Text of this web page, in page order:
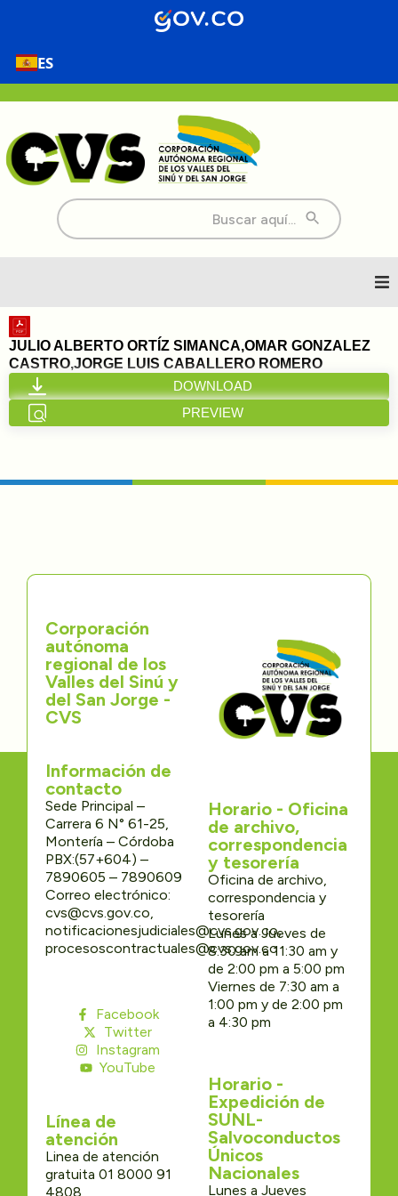
ES
Buscar:
Inicio
Nosotros
Directorios
Contáctenos
JULIO ALBERTO ORTÍZ SIMANCA,OMAR GONZALEZ
CASTRO,JORGE LUIS CABALLERO ROMERO
DOWNLOAD
PREVIEW
Corporación
autónoma
regional de los
Valles del Sinú y
del San Jorge -
CVS
Información de
contacto
Sede Principal –
Carrera 6 N° 61-25,
Montería – Córdoba
PBX:(57+604) –
7890605 – 7890609
Correo electrónico:
cvs@cvs.gov.co,
notificacionesjudiciales@cvs.gov.co,
procesoscontractuales@cvs.gov.co
Facebook
Twitter
Instagram
YouTube
Línea de
atención
Linea de atención
gratuita 01 8000 91
4808
Horario - Oficina
de archivo,
correspondencia
y tesorería
Oficina de archivo,
correspondencia y
tesorería
Lunes a Jueves de
8:30 am a 11:30 am y
de 2:00 pm a 5:00 pm
Viernes de 7:30 am a
1:00 pm y de 2:00 pm
a 4:30 pm
Horario -
Expedición de
SUNL-
Salvoconductos
Únicos
Nacionales
Lunes a Jueves